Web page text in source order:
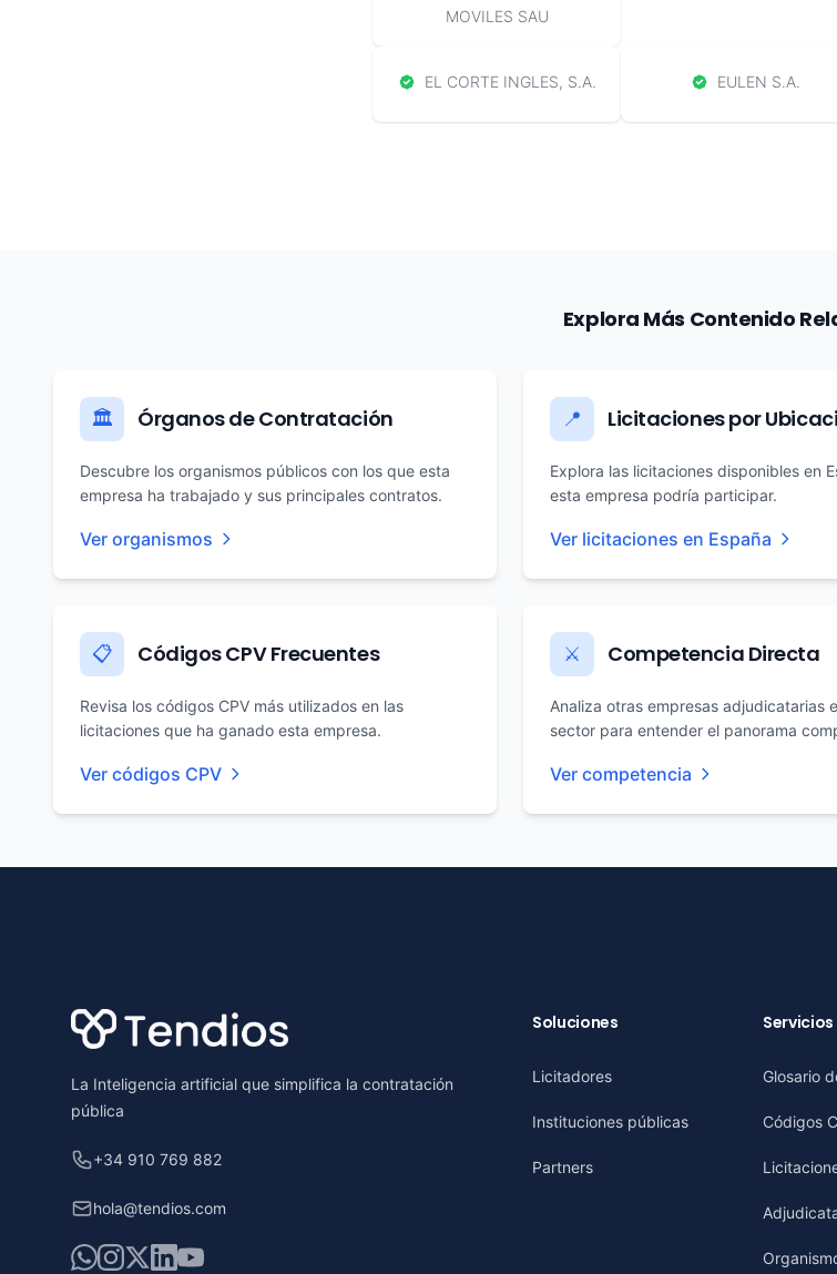
MOVILES SAU
EL CORTE INGLES, S.A. EULEN S.A.
Explora Más Contenido
🏛️ Órganos de Contratación
Descubre los organismos públicos con los que esta
empresa ha trabajado y sus principales contratos.
Ver organismos
📍 Licitaciones por
Explora las licitaciones disponibles en
esta empresa podría participar.
Ver licitaciones en España
📋 Códigos CPV Frecuentes
Revisa los códigos CPV más utilizados en las
licitaciones que ha ganado esta empresa.
Ver códigos CPV
⚔️ Competencia Directa
Analiza otras empresas adjudicatarias
sector para entender el panorama
Ver competencia
La Inteligencia artificial que simplifica la contratación
pública
+34 910 769 882
hola@tendios.com
WhatsApp
Instagram
X LinkedIn
YouTube
Soluciones
Licitadores
Instituciones públicas
Partners
Servicios
Glosario
Códigos